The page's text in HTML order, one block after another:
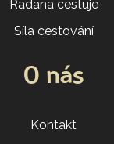
Radana cestuje
Síla cestování
O nás
Kontakt